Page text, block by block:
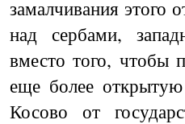
замалчивания этого
над сербами,
вместо того, чтобы
еще более открытую
Косово от